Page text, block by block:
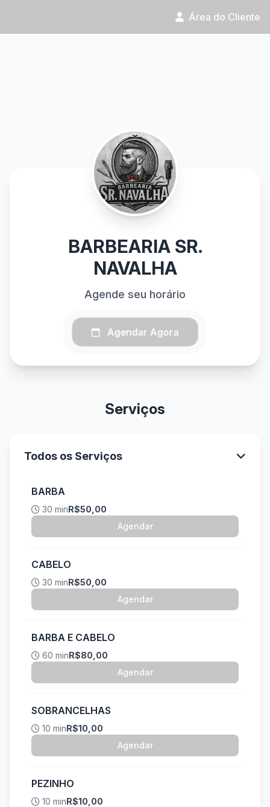
Área do Cliente
BARBEARIA SR.
NAVALHA
Agende seu horário
Agendar Agora
Serviços
Todos os Serviços
BARBA
30 minR$50,00
Agendar
CABELO
30 minR$50,00
Agendar
BARBA E CABELO
60 minR$80,00
Agendar
SOBRANCELHAS
10 minR$10,00
Agendar
PEZINHO
10 minR$10,00